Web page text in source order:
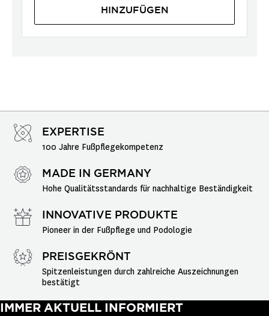
HINZUFÜGEN
EXPERTISE
100 Jahre Fußpflegekompetenz
MADE IN GERMANY
Hohe Qualitätsstandards für nachhaltige Beständigkeit
INNOVATIVE PRODUKTE
Pioneer in der Fußpflege und Podologie
PREISGEKRÖNT
Spitzenleistungen durch zahlreiche Auszeichnungen
bestätigt
IMMER AKTUELL INFORMIERT